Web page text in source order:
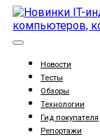
Новости
Тесты
Обзоры
Технологии
Гид покупателя
Репортажи